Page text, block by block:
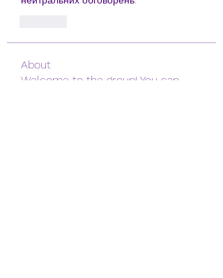
About
Welcome to the group! You can